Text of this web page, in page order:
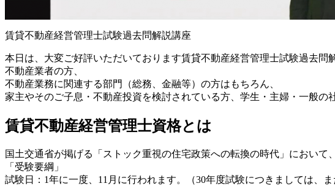
賃貸不動産経営管理士試験過去問解説講座
本日は、大変ご好評いただいております賃貸不動産経営管理士試験過去問
不動産業者の方、
不動産業務に関連する部門（総務、金融等）の方はもちろん、
家主やそのご子息・不動産投資を検討されている方、学生・主婦・一般の
賃貸不動産経営管理士資格とは
国土交通省が掲げる「ストック重視の住宅政策への転換の時代」におい
「受験要綱」
試験日：1年に一度、11月に行われます。（30年度試験につきましては、ま